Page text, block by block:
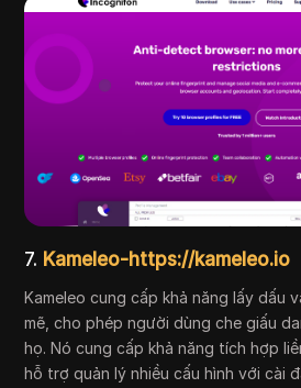
7. Kameleo-https://kameleo.io
Kameleo cung cấp khả năng lấy dấu
mẽ, cho phép người dùng che giấu
họ. Nó cung cấp khả năng tích hợp
hỗ trợ quản lý nhiều cấu hình với cài